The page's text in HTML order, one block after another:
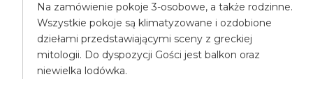
Na zamówienie pokoje 3-osobowe, a także rodzinne.
Wszystkie pokoje są klimatyzowane i ozdobione
dziełami przedstawiającymi sceny z greckiej
mitologii. Do dyspozycji Gości jest balkon oraz
niewielka lodówka.